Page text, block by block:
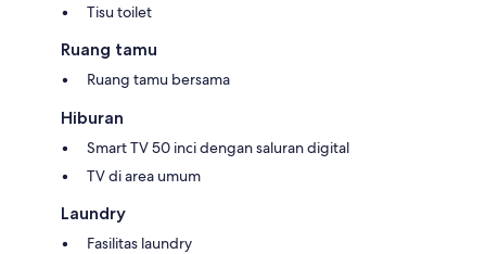
Tisu toilet
Ruang tamu
Ruang tamu bersama
Hiburan
Smart TV 50 inci dengan saluran digital
TV di area umum
Laundry
Fasilitas laundry